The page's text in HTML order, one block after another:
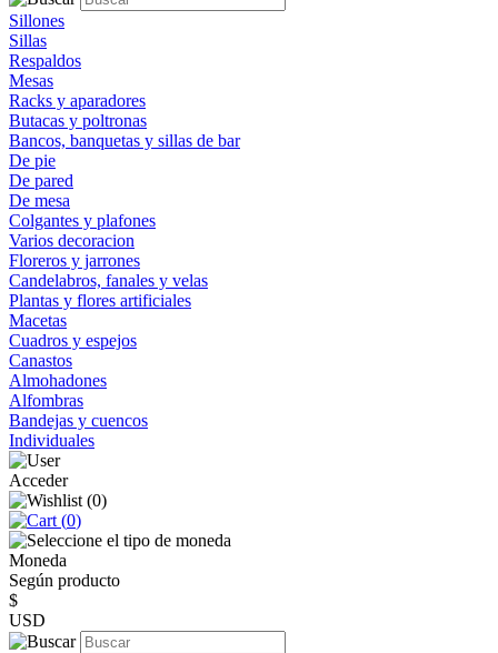
Sillones
Sillas
Respaldos
Mesas
Racks y aparadores
Butacas y poltronas
Bancos, banquetas y sillas de bar
De pie
De pared
De mesa
Colgantes y plafones
Varios decoracion
Floreros y jarrones
Candelabros, fanales y velas
Plantas y flores artificiales
Macetas
Cuadros y espejos
Canastos
Almohadones
Alfombras
Bandejas y cuencos
Individuales
Acceder
(0)
(0)
Moneda
Según producto
$
USD